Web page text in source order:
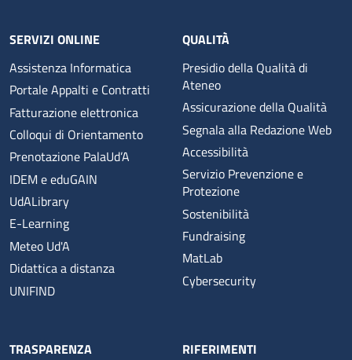
SERVIZI ONLINE
Assistenza Informatica
Portale Appalti e Contratti
Fatturazione elettronica
Colloqui di Orientamento
Prenotazione PalaUd’A
IDEM e eduGAIN
UdALibrary
E-Learning
Meteo Ud'A
Didattica a distanza
UNIFIND
QUALITÀ
Presidio della Qualità di
Ateneo
Assicurazione della Qualità
Segnala alla Redazione Web
Accessibilità
Servizio Prevenzione e
Protezione
Sostenibilità
Fundraising
MatLab
Cybersecurity
TRASPARENZA
RIFERIMENTI